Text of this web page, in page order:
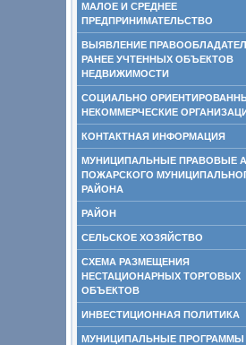
МАЛОЕ И СРЕДНЕЕ
ПРЕДПРИНИМАТЕЛЬСТВО
ВЫЯВЛЕНИЕ
РАНЕЕ УЧТЕННЫХ ОБЪЕКТОВ
НЕДВИЖИМОСТИ
СОЦИАЛЬНО
НЕКОММЕРЧЕСКИЕ
КОНТАКТНАЯ ИНФОРМАЦИЯ
МУНИЦИПАЛЬНЫЕ ПРАВОВЫЕ
ПОЖАРСКОГО
РАЙОНА
РАЙОН
СЕЛЬСКОЕ ХОЗЯЙСТВО
СХЕМА РАЗМЕЩЕНИЯ
НЕСТАЦИОНАРНЫХ ТОРГОВЫХ
ОБЪЕКТОВ
ИНВЕСТИЦИОННАЯ ПОЛИТИКА
МУНИЦИПАЛЬНЫЕ ПРОГРАММЫ